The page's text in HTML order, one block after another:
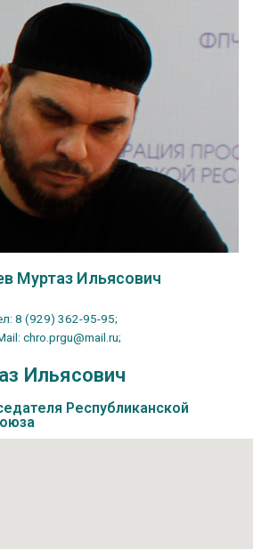
Муртаз Ильясович
8 (929) 362-95-95;
chro.prgu@mail.ru;
Ильясович
Республиканской